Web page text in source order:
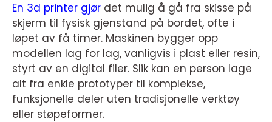
En 3d printer gjør det mulig å gå fra skisse på
skjerm til fysisk gjenstand på bordet, ofte i
løpet av få timer. Maskinen bygger opp
modellen lag for lag, vanligvis i plast eller resin,
styrt av en digital filer. Slik kan en person lage
alt fra enkle prototyper til komplekse,
funksjonelle deler uten tradisjonelle verktøy
eller støpeformer.